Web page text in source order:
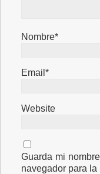
Nombre*
Email*
Website
Guarda mi
navegador para la